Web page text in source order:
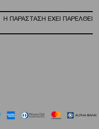
Η ΠΑΡΑΣΤΑΣΗ ΕΧΕΙ ΠΑΡΕΛΘΕΙ